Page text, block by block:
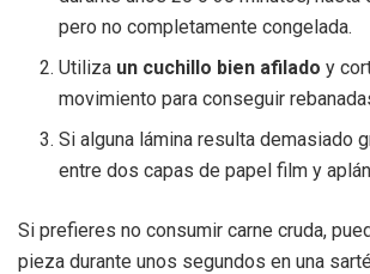
pero no completamente congelada.
Utiliza un cuchillo bien afilado y
movimiento para conseguir
Si alguna lámina resulta demasiado
entre dos capas de papel film y
Si prefieres no consumir carne cruda,
pieza durante unos segundos en una